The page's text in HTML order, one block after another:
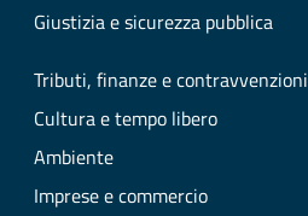
Giustizia e sicurezza pubblica
Tributi, finanze e contravvenzioni
Cultura e tempo libero
Ambiente
Imprese e commercio